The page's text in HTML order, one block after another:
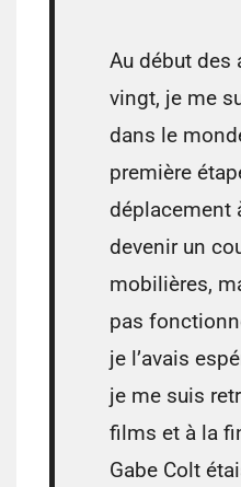
Au début des
vingt, je me
dans le
première
déplacement
devenir un
mobilières,
pas
je l’avais
je me suis
films et à la
Gabe Colt